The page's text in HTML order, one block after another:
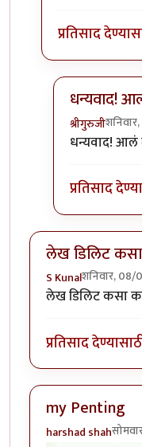
प्रतिसाद
धन्यवाद!
श्रीगुरुजी
In reply to
धन्यवाद! आलं
प्रतिसाद
लेख डिलिट
S Kunalशनिवार, 08/
लेख डिलिट कसा
प्रतिसाद
my Penting
harshad shah